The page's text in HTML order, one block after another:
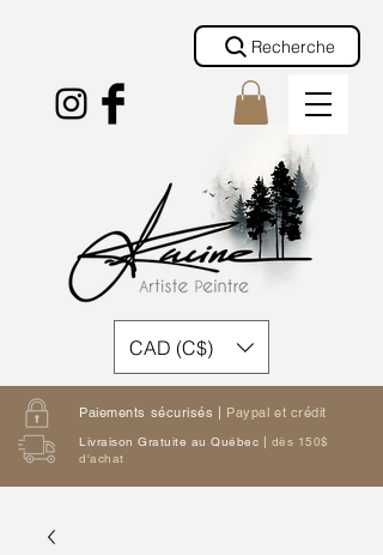
Paiements sécurisés | Paypal et crédit
Livraison Gratuite au Québec | dès 150$
d'achat
Recherche
CAD (C$)